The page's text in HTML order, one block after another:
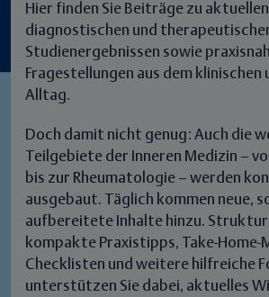
Hier finden Sie Beiträge zu
diagnostischen und
Studienergebnissen sowie
Fragestellungen aus dem klinischen
Alltag.
Doch damit nicht genug: Auch die
Teilgebiete der Inneren Medizin –
bis zur Rheumatologie – werden
ausgebaut. Täglich kommen neue,
aufbereitete Inhalte hinzu.
kompakte Praxistipps, Take-Home-
Checklisten und weitere hilfreiche
unterstützen Sie dabei, aktuelles